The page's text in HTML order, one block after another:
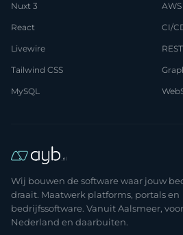
Nuxt 3
React
Livewire
Tailwind CSS
MySQL
AWS
CI/
Wij bouwen de software waar jouw
draait. Maatwerk platforms, portals en
bedrijfssoftware. Vanuit Aalsmeer,
Nederland en daarbuiten.